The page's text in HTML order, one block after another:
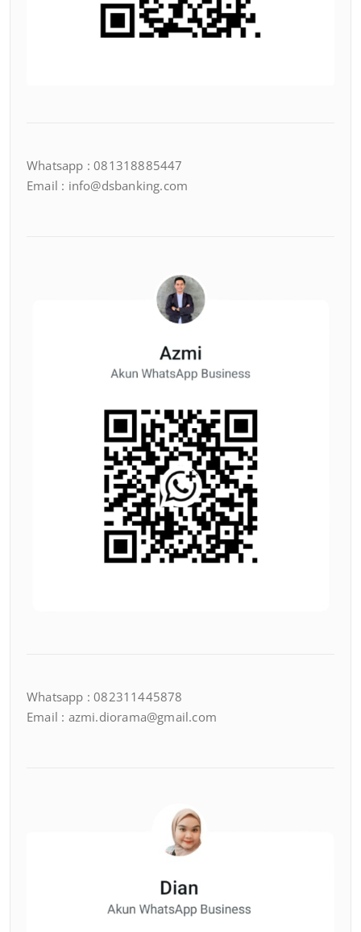
Whatsapp : 081318885447
Email : info@dsbanking.com
Whatsapp : 082311445878
Email : azmi.diorama@gmail.com